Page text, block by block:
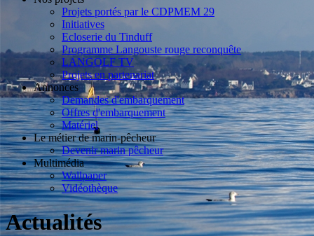
Projets portés par le CDPMEM 29
Initiatives
Ecloserie du Tinduff
Programme Langouste rouge reconquête
LANGOLF TV
Projets en partenariat
Annonces
Demandes d'embarquement
Offres d'embarquement
Matériel
Le métier de marin-pêcheur
Devenir marin pêcheur
Multimédia
Wallpaper
Vidéothèque
Actualités